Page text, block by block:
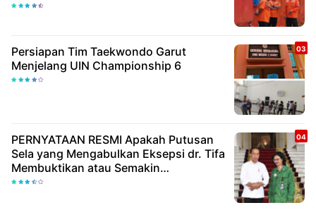
Persiapan Tim Taekwondo Garut
Menjelang UIN Championship 6
PERNYATAAN RESMI Apakah Putusan
Sela yang Mengabulkan Eksepsi dr. Tifa
Membuktikan atau Semakin
Meyakinkan Publik Bahwa Ijazah